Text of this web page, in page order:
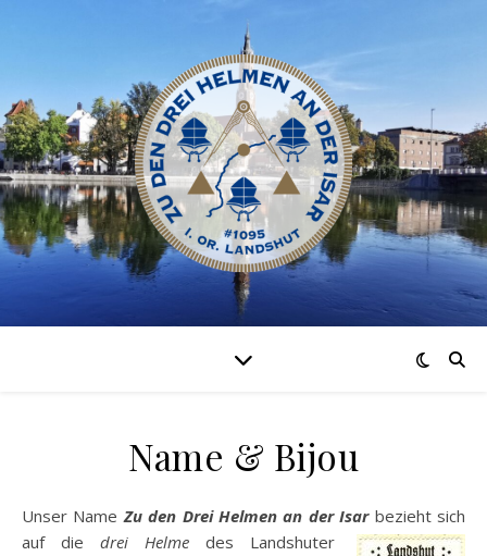
Name & Bijou
Unser NameZu den Drei Helmen an der Isarbezieht sich
auf die drei Helme des Landshuter